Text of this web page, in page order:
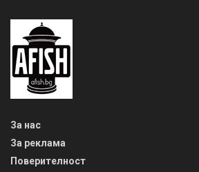
За нас
За реклама
Поверителност